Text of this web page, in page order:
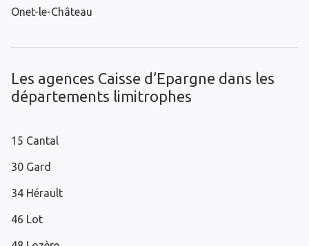
Onet-le-Château
Les agences Caisse d’Epargne dans les
départements limitrophes
15 Cantal
30 Gard
34 Hérault
46 Lot